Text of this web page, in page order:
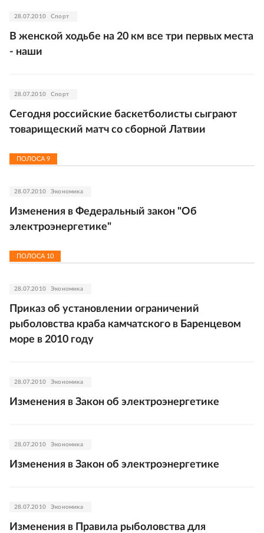
28.07.2010 Спорт
В женской ходьбе на 20 км все три первых места
- наши
28.07.2010 Спорт
Сегодня российские баскетболисты сыграют
товарищеский матч со сборной Латвии
ПОЛОСА 9
28.07.2010 Экономика
Изменения в Федеральный закон "Об
электроэнергетике"
ПОЛОСА 10
28.07.2010 Экономика
Приказ об установлении ограничений
рыболовства краба камчатского в Баренцевом
море в 2010 году
28.07.2010 Экономика
Изменения в Закон об электроэнергетике
28.07.2010 Экономика
Изменения в Закон об электроэнергетике
28.07.2010 Экономика
Изменения в Правила рыболовства для